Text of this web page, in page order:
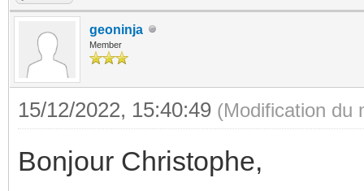
geoninja
Member
15/12/2022, 15:40:49 (Modification du
Bonjour Christophe,